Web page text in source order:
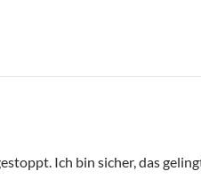
Ich bin sicher, das